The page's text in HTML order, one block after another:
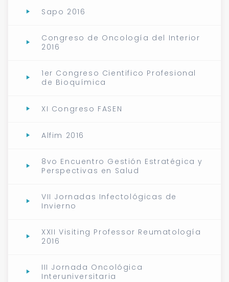
Sapo 2016
Congreso de Oncología del Interior
2016
1er Congreso Cientifico Profesional
de Bioquímica
XI Congreso FASEN
Alfim 2016
8vo Encuentro Gestión Estratégica y
Perspectivas en Salud
VII Jornadas Infectológicas de
Invierno
XXII Visiting Professor Reumatología
2016
III Jornada Oncológica
Interuniversitaria